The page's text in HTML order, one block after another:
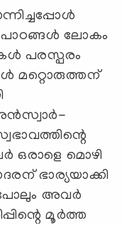
ലോകം
പരസ്പരം
മറ്റൊരുത്തന്
ഒരാളെ മൊഴി
ഭാര്യയാക്കി
അവര്‍
മൂര്‍ത്ത